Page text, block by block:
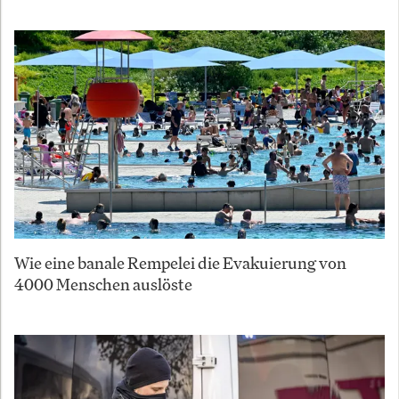
Wie eine banale Rempelei die Evakuierung von
4000 Menschen auslöste